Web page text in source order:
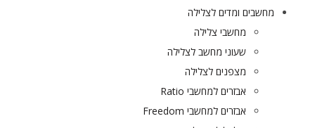
מחשבים ומדים לצלילה
מחשבי צלילה
שעוני מחשב לצלילה
מצפנים לצלילה
אבזרים למחשבי Ratio
אבזרים למחשבי Freedom